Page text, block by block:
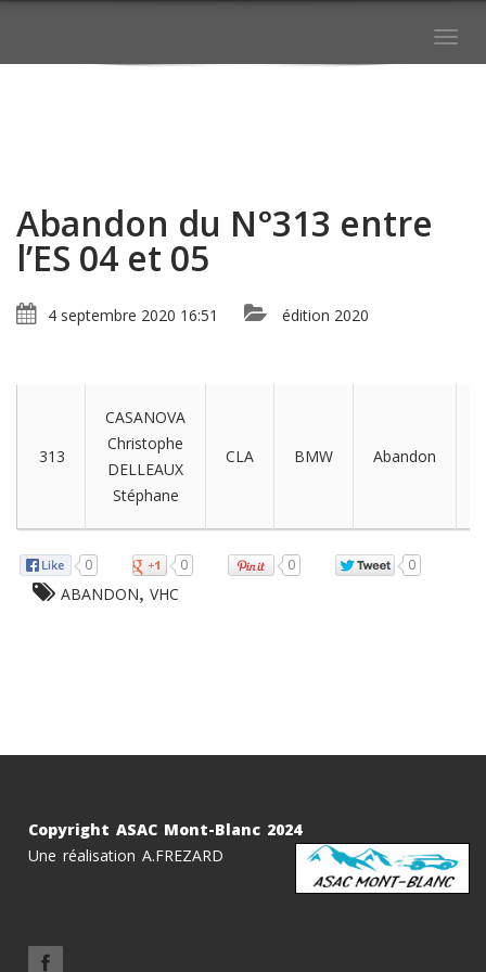
Abandon du N°313 entre
l’ES 04 et 05
4 septembre 2020 16:51 édition 2020
313
CASANOVA
Christophe
DELLEAUX
Stéphane
CLA BMW Abandon
0 0 0 0
ABANDON, VHC
Copyright ASAC Mont-Blanc 2024
Une réalisation A.FREZARD